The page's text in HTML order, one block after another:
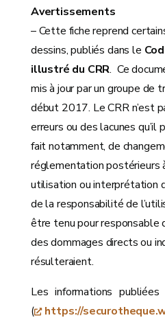
Avertissements
– Cette fiche reprend
dessins, publiés dans le
illustré du CRR. Ce
mis à jour par un groupe de
début 2017. Le CRR n’est
erreurs ou des lacunes qu’il
fait notamment, de
réglementation
utilisation ou interprétation
de la responsabilité de
être tenu pour responsable
des dommages directs ou
résulteraient.
Les informations
(
https://